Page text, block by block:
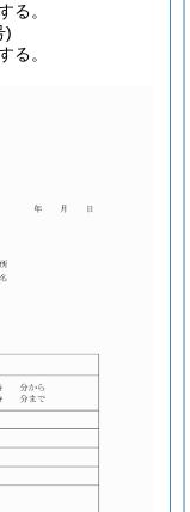
る。
)
る。